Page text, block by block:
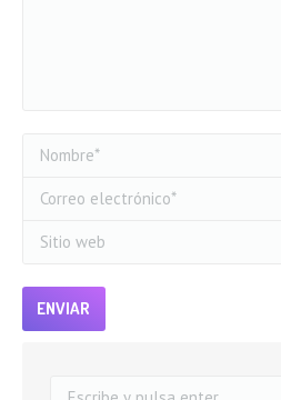
Nombre *
Correo electrónico *
Sitio web
ENVIAR